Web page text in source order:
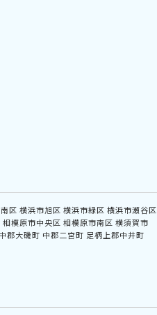
区 横浜市旭区 横浜市緑区 横浜市瀬谷区
相模原市中央区 相模原市南区 横須賀市
中郡大磯町 中郡二宮町 足柄上郡中井町